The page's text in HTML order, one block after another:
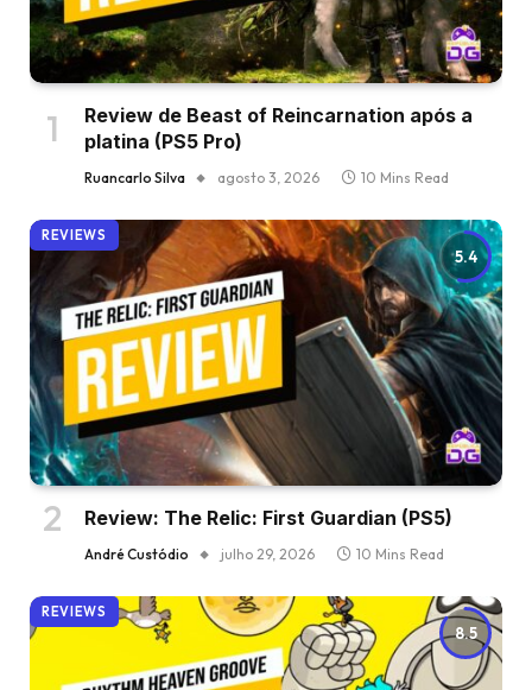
Review de Beast of Reincarnation após a
platina (PS5 Pro)
Ruancarlo Silva agosto 3, 2026 10 Mins Read
5.4
REVIEWS
Review: The Relic: First Guardian (PS5)
André Custódio julho 29, 2026 10 Mins Read
8.5
REVIEWS